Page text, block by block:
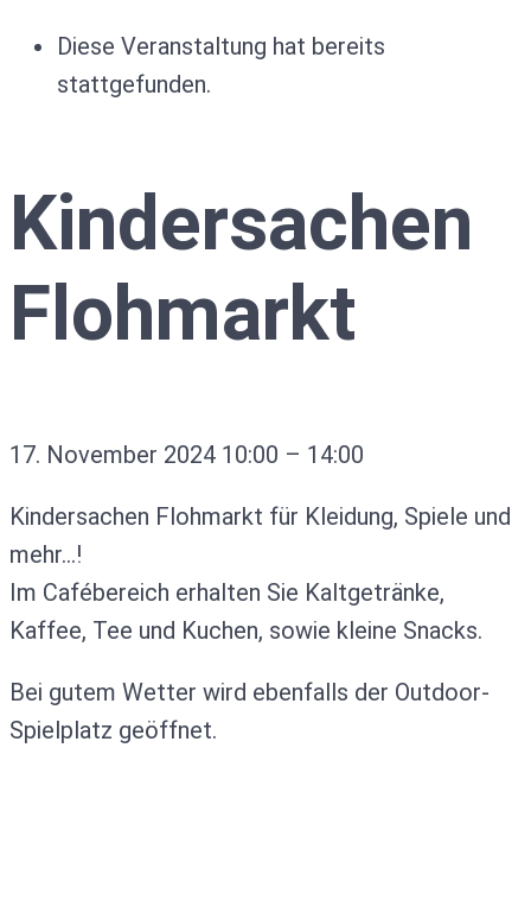
Diese Veranstaltung hat bereits
stattgefunden.
Kindersachen
Flohmarkt
17. November 2024 10:00 – 14:00
Kindersachen Flohmarkt für Kleidung, Spiele und
mehr…!
Im Cafébereich erhalten Sie Kaltgetränke,
Kaffee, Tee und Kuchen, sowie kleine Snacks.
Bei gutem Wetter wird ebenfalls der Outdoor-
Spielplatz geöffnet.